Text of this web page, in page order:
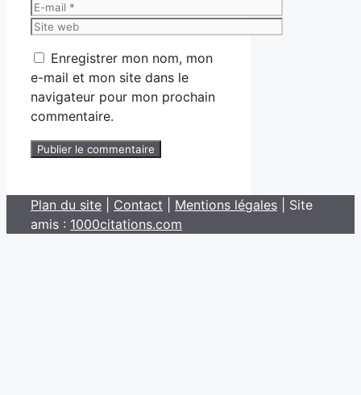
E-
mail
Site
Enregistrer mon nom, mon
e-mail et mon site dans le
navigateur pour mon prochain
commentaire.
Plan du site Contact Mentions légales | Site
amis : 1000citations.com